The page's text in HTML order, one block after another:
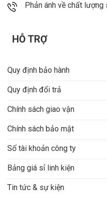
Phản ánh về chất
HỖ TRỢ
Quy định bảo hành
Quy định đổi trả
Chính sách giao vận
Chính sách bảo mật
Số tài khoản công ty
Bảng giá sỉ linh kiện
Tin tức & sự kiện